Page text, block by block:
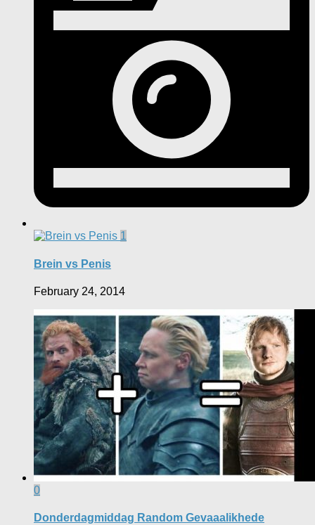
1
Brein vs Penis
February 24, 2014
0
Donderdagmiddag Random Gevaaalikhede